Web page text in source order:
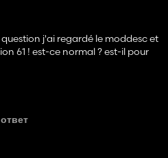
j'ai regardé le moddesc et
61 ! est-ce normal ? est-il pour